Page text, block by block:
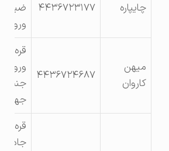
چایپاره ۴۴۳۶۷۲۳۱۷۷
ضیاءالدین
ورودی شهر
میهن
کاروان
۴۴۳۶۷۲۴۶۸۷
قره ضیالدین
ورودی شهر
جنب اداره
جهاد
قره ضیاالدین
جاده ی